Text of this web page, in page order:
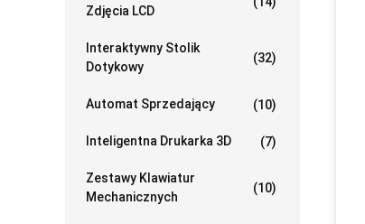
Zdjęcia LCD
Interaktywny Stolik
Dotykowy
(32)
Automat Sprzedający (10)
Inteligentna Drukarka 3D (7)
Zestawy Klawiatur
Mechanicznych
(10)